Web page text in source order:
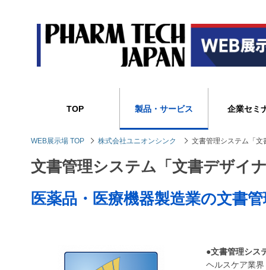
TOP 製品・サービス 企業セミ
WEB展示場 TOP 株式会社ユニオンシンク 文書管理システム「文
文書管理システム「文書デザイ
医薬品・医療機器製造業の文書
●文書管理シス
ヘルスケア業